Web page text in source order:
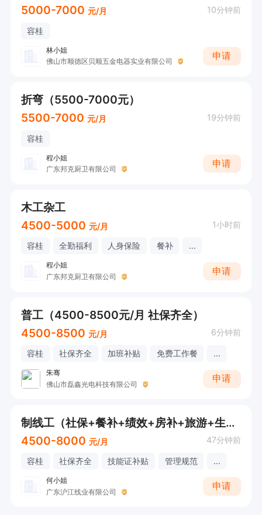
5000-7000 元/月 10分钟前
容桂
林小姐
佛山市顺德区贝顺五金电器实业有限公司
申请
折弯（5500-7000元）
5500-7000 元/月 19分钟前
容桂
程小姐
广东邦克厨卫有限公司
申请
木工杂工
4500-5000 元/月 1小时前
容桂 全勤福利 人身保险 餐补 ...
程小姐
广东邦克厨卫有限公司
申请
普工（4500-8500元/月 社保齐全）
4500-8500 元/月 6分钟前
容桂 社保齐全 加班补贴 免费工作餐 ...
朱骞
佛山市磊鑫光电科技有限公司
申请
制线工（社保+餐补+绩效+房补+旅游+生日礼物+节日福利+技能补贴）【欢迎电话/微信咨询！】
4500-8000 元/月 47分钟前
容桂 社保齐全 技能证补贴 管理规范 ...
何小姐
广东沪江线业有限公司
申请